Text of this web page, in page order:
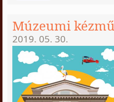
Múzeumi
2019. 05. 30.